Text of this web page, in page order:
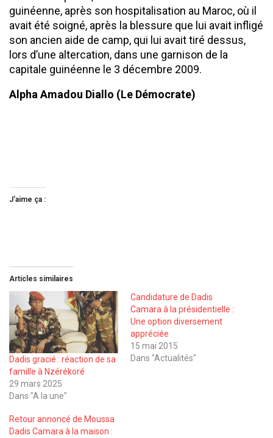
guinéenne, après son hospitalisation au Maroc, où il
avait été soigné, après la blessure que lui avait infligé
son ancien aide de camp, qui lui avait tiré dessus,
lors d’une altercation, dans une garnison de la
capitale guinéenne le 3 décembre 2009.
Alpha Amadou Diallo (Le Démocrate)
J’aime ça :
Articles similaires
Dadis gracié : réaction de sa
famille à Nzérékoré
29 mars 2025
Dans "A la une"
Candidature de Dadis
Camara à la présidentielle :
Une option diversement
appréciée
15 mai 2015
Dans "Actualités"
Retour annoncé de Moussa
Dadis Camara à la maison :